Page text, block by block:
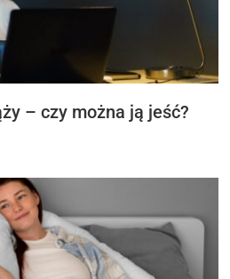
– czy można ją jeść?